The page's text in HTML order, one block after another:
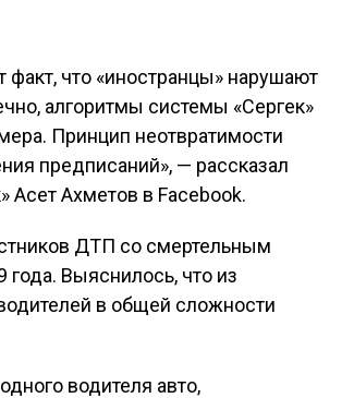
что «иностранцы» нарушают
алгоритмы системы «Сергек»
Принцип неотвратимости
предписаний», — рассказал
Асет Ахметов в Facebook.
ДТП со смертельным
года. Выяснилось, что из
в общей сложности
водителя авто,